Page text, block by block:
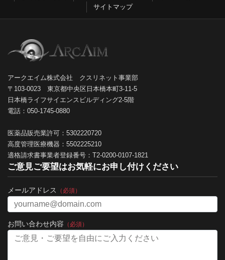
サイトマップ
アークエイム株式会社 クスリネット事業部
〒103-0023 東京都中央区日本橋本町3-11-5
日本橋ライフサイエンスビルディング2-5階
電話：050-1745-0880
医薬品販売業許可：5302220720
高度管理医療機器：5502225210
適格請求書事業者登録番号：T2-0200-0107-1821
ご意見ご要望はお気軽にお申し付けください
メールアドレス （必須）
お問い合わせ内容 （必須）